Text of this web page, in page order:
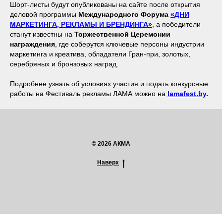
Шорт-листы будут опубликованы на сайте после открытия
деловой программы Международного Форума «ДНИ
МАРКЕТИНГА, РЕКЛАМЫ И БРЕНДИНГА» , а победители
станут известны на Торжественной Церемонии
награждения , где соберутся ключевые персоны индустрии
маркетинга и креатива, обладатели Гран-при, золотых,
серебряных и бронзовых наград.
Подробнее узнать об условиях участия и подать конкурсные
работы на Фестиваль рекламы ЛАМА можно на lamafest.by.
© 2026 АКМА
Наверх